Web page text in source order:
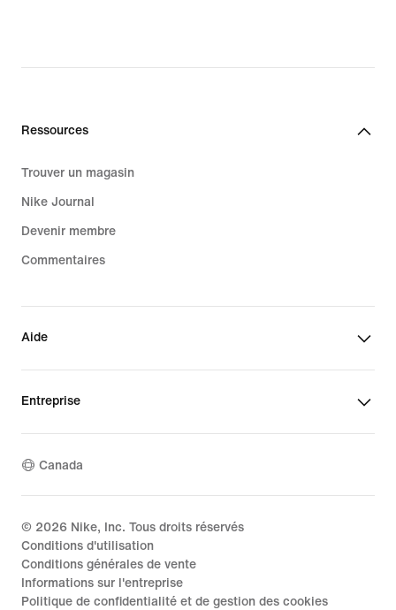
Ressources
Trouver un magasin
Nike Journal
Devenir membre
Commentaires
Aide
Entreprise
Canada
© 2026 Nike, Inc. Tous droits réservés
Conditions d'utilisation
Conditions générales de vente
Informations sur l'entreprise
Politique de confidentialité et de gestion des cookies